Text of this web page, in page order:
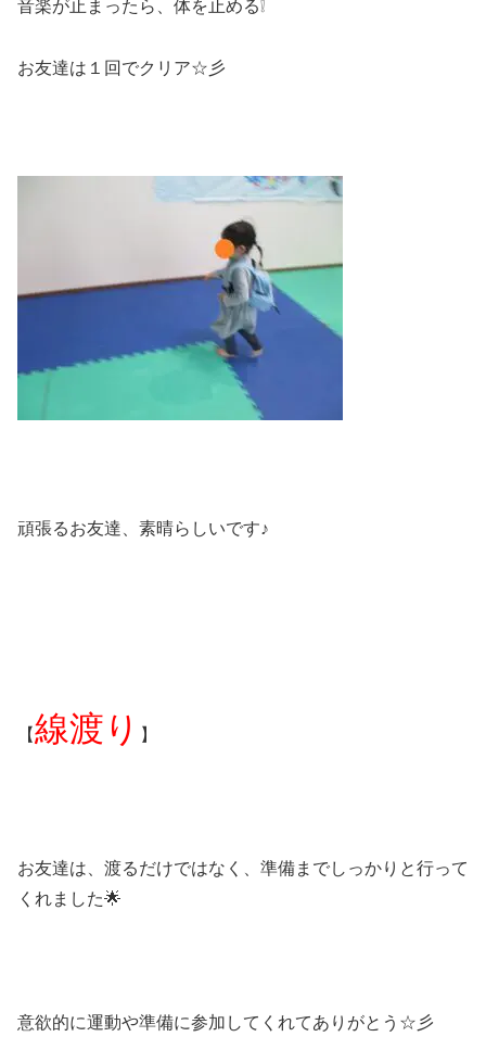
音楽が止まったら、体を止める❕
お友達は１回でクリア☆彡
頑張るお友達、素晴らしいです♪
【線渡り 】
お友達は、渡るだけではなく、準備までしっかりと行って
くれました🌟
意欲的に運動や準備に参加してくれてありがとう☆彡